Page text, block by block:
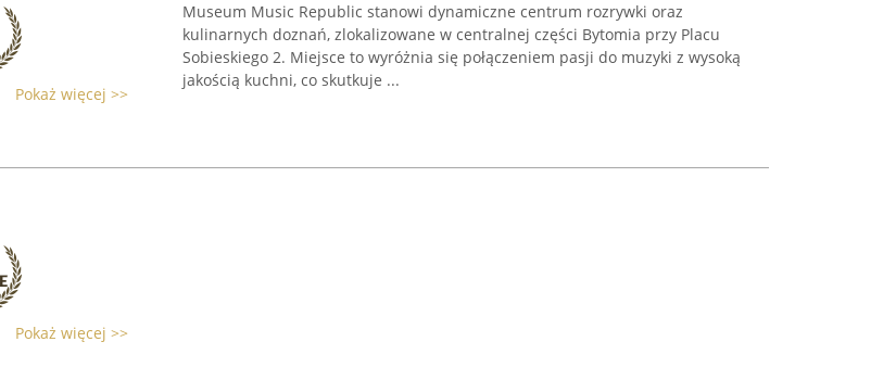
Pokaż więcej >>
Museum Music Republic stanowi dynamiczne centrum rozrywki oraz
kulinarnych doznań, zlokalizowane w centralnej części Bytomia przy Placu
Sobieskiego 2. Miejsce to wyróżnia się połączeniem pasji do muzyki z wysoką
jakością kuchni, co skutkuje ...
Pokaż więcej >>